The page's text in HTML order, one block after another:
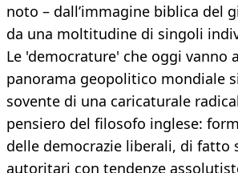
noto – dall’immagine biblica del
da una moltitudine di singoli
Le 'democrature' che oggi vanno
panorama geopolitico mondiale
sovente di una caricaturale
pensiero del filosofo inglese:
delle democrazie liberali, di fatto
autoritari con tendenze